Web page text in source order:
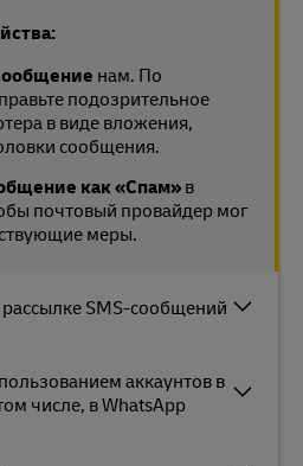
SMS-сообщений
аккаунтов в
числе, в WhatsApp
нам. По
подозрительное
в виде вложения,
сообщения.
как «Спам»в
почтовый провайдер мог
меры.